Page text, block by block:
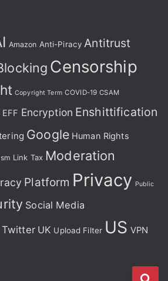
Amazon Anti-Piracy Antitrust
Censorship
Copyright Term COVID-19 CSAM
EFF Encryption Enshittification
Google Human Rights
Link Tax Moderation
Platform Privacy Public
Social Media
Twitter UK Upload Filter US VPN